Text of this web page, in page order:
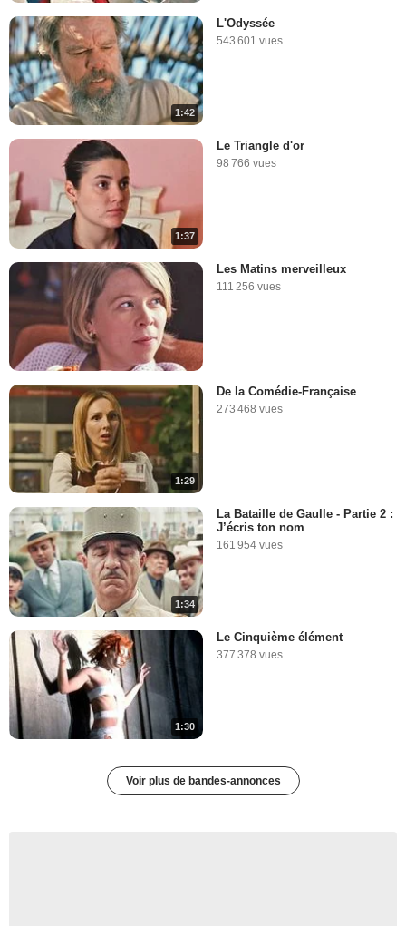
1:42
L'Odyssée
543 601 vues
1:37
Le Triangle d'or
98 766 vues
Les Matins merveilleux
111 256 vues
1:29
De la Comédie-Française
273 468 vues
1:34
La Bataille de Gaulle - Partie 2 :
J’écris ton nom
161 954 vues
1:30
Le Cinquième élément
377 378 vues
Voir plus de bandes-annonces